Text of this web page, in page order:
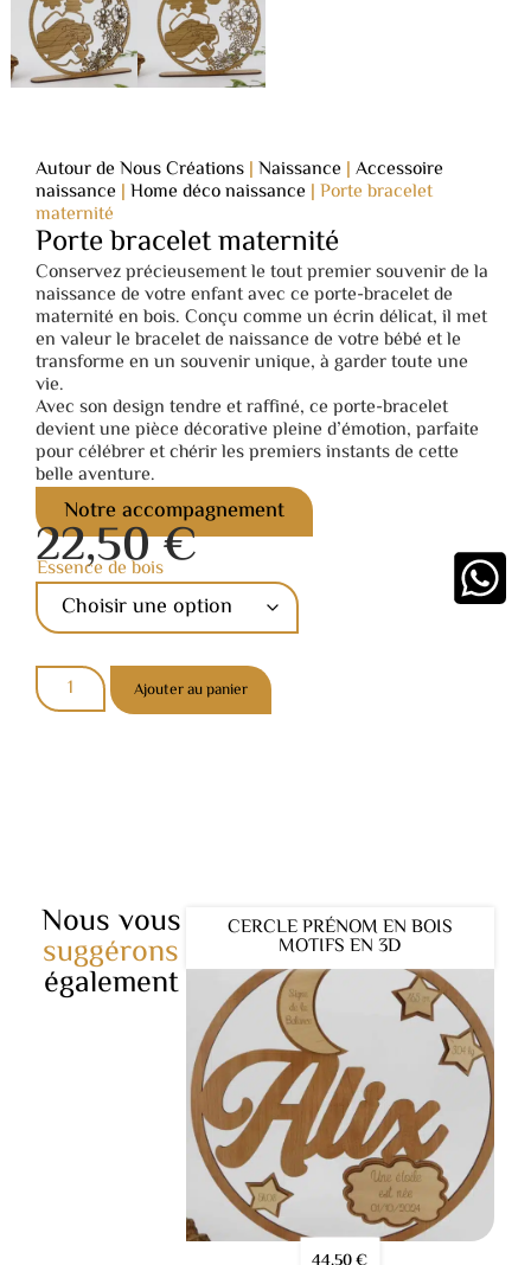
Autour de Nous Créations |Naissance |Accessoire
naissance |Home déco naissance |Porte bracelet
maternité
Porte bracelet maternité
Conservez précieusement le tout premier souvenir de la
naissance de votre enfant avec ce porte-bracelet de
maternité en bois. Conçu comme un écrin délicat, il met
en valeur le bracelet de naissance de votre bébé et le
transforme en un souvenir unique, à garder toute une
vie.
Avec son design tendre et raffiné, ce porte-bracelet
devient une pièce décorative pleine d’émotion, parfaite
pour célébrer et chérir les premiers instants de cette
belle aventure.
Notre accompagnement
22,50€
Essence de bois
Ajouter au panier
Nous vous
suggérons
également
CERCLE PRÉNOM EN BOIS
MOTIFS EN 3D